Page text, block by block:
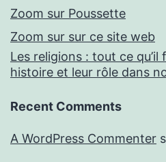
Zoom sur Poussette
Zoom sur sur ce site web
Les religions : tout ce
histoire et leur rôle dans
Recent Comments
A WordPress Commenter